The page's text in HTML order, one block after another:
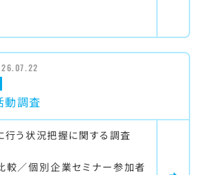
動調査
う状況把握に関する調査
較／個別企業セミナー参加者